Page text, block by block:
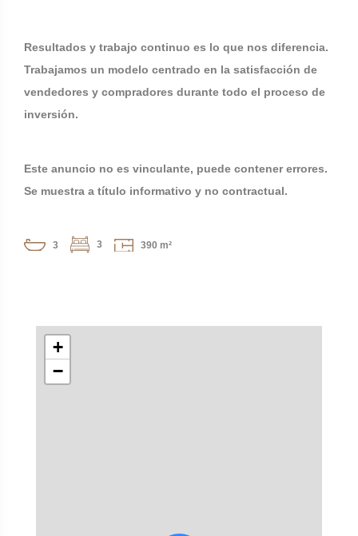
Resultados y trabajo continuo es lo que nos diferencia.
Trabajamos un modelo centrado en la satisfacción de
vendedores y compradores durante todo el proceso de
inversión.
Este anuncio no es vinculante, puede contener errores.
Se muestra a título informativo y no contractual.
3 3 390 m²
+
−